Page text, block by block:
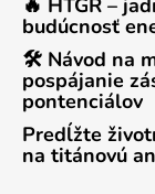
🔥 HTGR –
budúcnosť
🛠 Návod na
pospájanie
pontenciálov
Predĺžte
na titánovú